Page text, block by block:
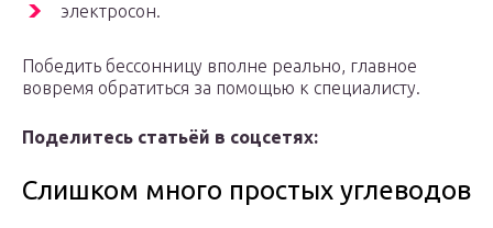
электросон.
Победить бессонницу вполне реально, главное
вовремя обратиться за помощью к специалисту.
Поделитесь статьёй в соцсетях:
Слишком много простых углеводов